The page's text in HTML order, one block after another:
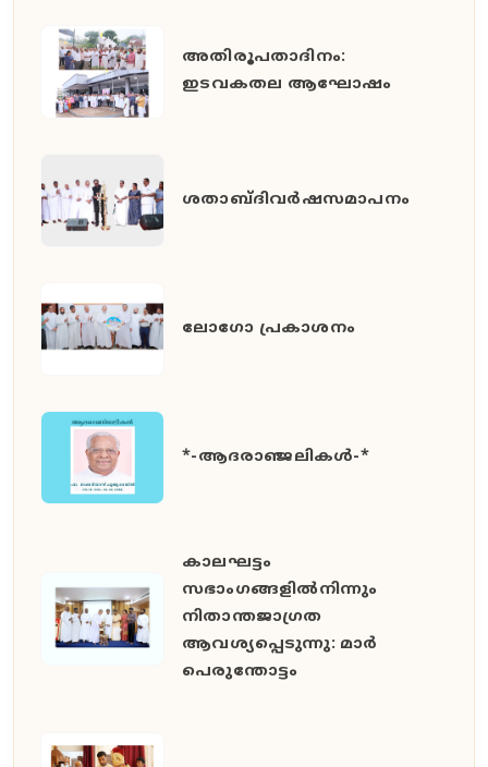
അതിരൂപതാദിനം:
ഇടവകതല ആഘോഷം
ശതാബ്ദിവർഷസമാപനം
ലോഗോ പ്രകാശനം
*-ആദരാഞ്ജലികൾ-*
കാലഘട്ടം
സഭാംഗങ്ങളിൽനിന്നും
നിതാന്തജാഗ്രത
ആവശ്യപ്പെടുന്നു: മാർ
പെരുന്തോട്ടം